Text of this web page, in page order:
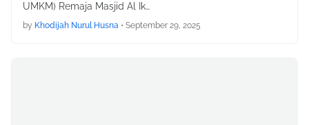
UMKM) Remaja Masjid Al Ik…
by Khodijah Nurul Husna • September 29, 2025